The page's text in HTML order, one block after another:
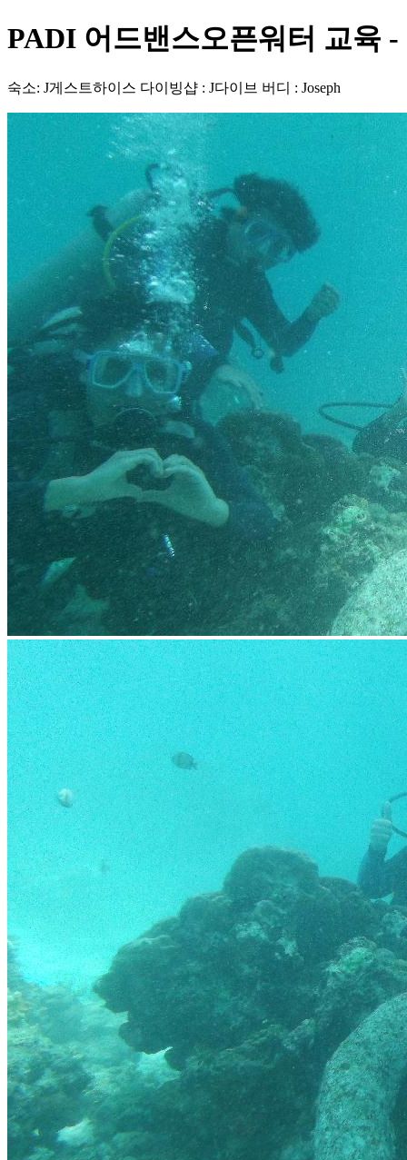
PADI 어드밴스오픈워터 교육
숙소: J게스트하이스 다이빙샵 : J다이브 버디 : Joseph